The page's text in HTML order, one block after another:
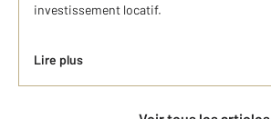
investissement locatif.
Lire plus